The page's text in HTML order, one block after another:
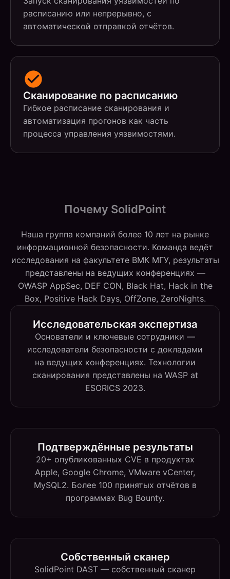
расписанию или непрерывно, с
автоматической отправкой отчётов.
Сканирование по расписанию
Гибкое расписание сканирования и
автоматизация прогонов как часть
процесса управления уязвимостями.
Почему SolidPoint
Наша группа компаний более 10 лет на рынке
информационной безопасности. Команда ведёт
исследования на факультете ВМК МГУ, результаты
представлены на ведущих конференциях —
OWASP AppSec, DEF CON, Black Hat, Hack in the
Box, Positive Hack Days, OffZone, ZeroNights.
Исследовательская экспертиза
Основатели и ключевые сотрудники —
исследователи безопасности с докладами
на ведущих конференциях. Технологии
сканирования представлены на WASP at
ESORICS 2023.
Подтверждённые результаты
20+ опубликованных CVE в продуктах
Apple, Google Chrome, VMware vCenter,
MySQL2. Более 100 принятых отчётов в
программах Bug Bounty.
Собственный сканер
SolidPoint DAST — собственный сканер